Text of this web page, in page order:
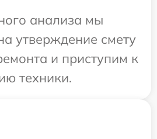
анализа мы
утверждение смету
и приступим к
техники.